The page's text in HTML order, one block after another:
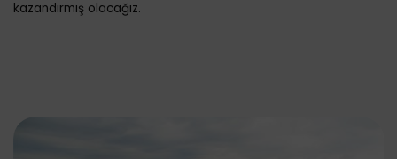
kazandırmış olacağız.